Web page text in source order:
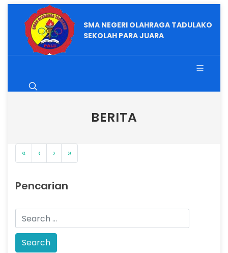
SMA NEGERI OLAHRAGA TADULAKO
SEKOLAH PARA JUARA
BERITA
« ‹ › »
Pencarian